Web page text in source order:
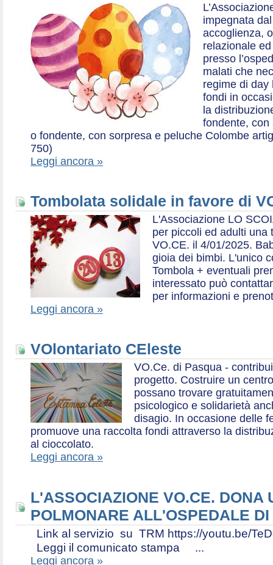
impegnata
accoglienza,
relazionale
presso
malati che
regime di day
fondi in
la
fondente, con
o fondente, con sorpresa e peluche Colombe
750)
Leggi ancora »
Tombolata solidale in favore di
L'Associazione LO
per piccoli ed adulti una
VO.CE. il 4/01/2025.
gioia dei bimbi. L'unico
Tombola + eventuali
interessato può
per informazioni e
Leggi ancora »
VOlontariato CEleste
VO.Ce. di Pasqua -
progetto. Costruire un
possano trovare
psicologico e solidarietà
disagio. In occasione delle
promuove una raccolta fondi attraverso la
al cioccolato.
Leggi ancora »
L'ASSOCIAZIONE VO.CE. DONA
POLMONARE ALL'OSPEDALE
Link al servizio su TRM https://youtu.be/
Leggi il comunicato stampa ...
Leggi ancora »